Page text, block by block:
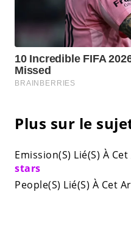
Plus sur le
Emission(S) Lié(S) À
stars
People(S) Lié(S) À Cet